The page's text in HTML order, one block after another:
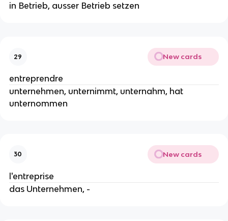
in Betrieb, ausser Betrieb setzen
29 New cards
entreprendre
unternehmen, unternimmt, unternahm, hat
unternommen
30 New cards
l'entreprise
das Unternehmen, -